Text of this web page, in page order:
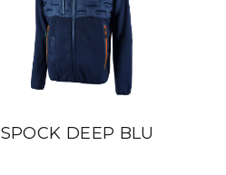
SPOCK DEEP BLU